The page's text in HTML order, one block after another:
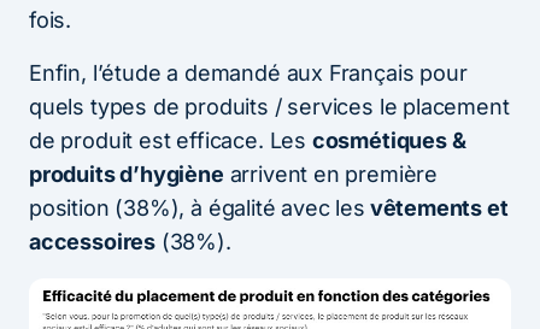
fois.
Enfin, l’étude a demandé aux Français pour
quels types de produits / services le placement
de produit est efficace. Les cosmétiques &
produits d’hygiène arrivent en première
position (38%), à égalité avec les vêtements et
accessoires (38%).